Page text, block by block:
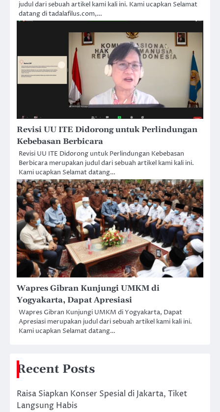
judul dari sebuah artikel kami kali ini. Kami ucapkan Selamat
datang di tadalafilus.com,…
Revisi UU ITE Didorong untuk Perlindungan
Kebebasan Berbicara
Revisi UU ITE Didorong untuk Perlindungan Kebebasan
Berbicara merupakan judul dari sebuah artikel kami kali ini.
Kami ucapkan Selamat datang…
Wapres Gibran Kunjungi UMKM di
Yogyakarta, Dapat Apresiasi
Wapres Gibran Kunjungi UMKM di Yogyakarta, Dapat
Apresiasi merupakan judul dari sebuah artikel kami kali ini.
Kami ucapkan Selamat datang…
Recent Posts
Raisa Siapkan Konser Spesial di Jakarta, Tiket
Langsung Habis